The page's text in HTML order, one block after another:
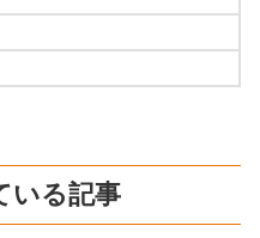
いる記事